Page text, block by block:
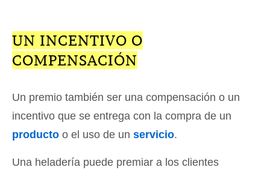
UN INCENTIVO O
COMPENSACIÓN
Un premio también ser una compensación o un
incentivo que se entrega con la compra de un
producto o el uso de un servicio.
Una heladería puede premiar a los clientes